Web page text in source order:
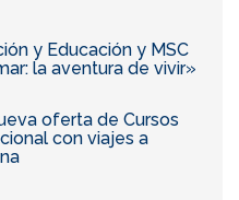
y Educación y MSC
la aventura de vivir»
oferta de Cursos
con viajes a